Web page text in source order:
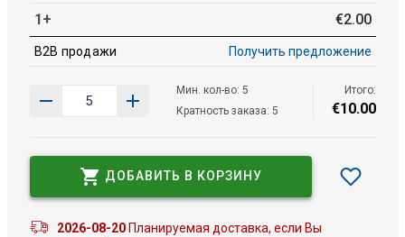
1+ €2.00
B2B продажи Получить предложение
Мин. кол-во: 5
Кратность заказа: 5
Итого:
€10.00
ДОБАВИТЬ В КОРЗИНУ
2026-08-20Планируемая доставка, если Вы